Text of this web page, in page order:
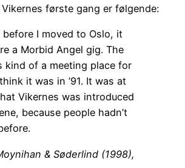
første gang er følgende:
before I moved to Oslo, it
a Morbid Angel gig. The
kind of a meeting place for
it was in ’91. It was at
Vikernes was introduced
because people hadn’t
& Søderlind (1998),